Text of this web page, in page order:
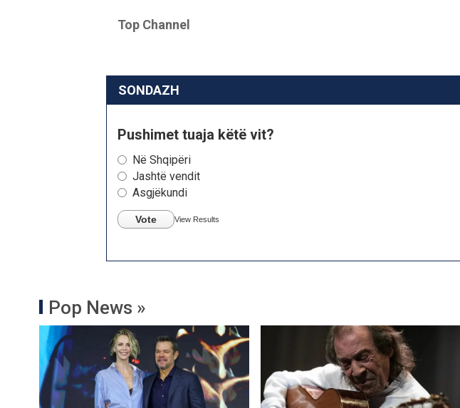
Top Channel
SONDAZH
Pushimet tuaja këtë vit?
Në Shqipëri
Jashtë vendit
Asgjëkundi
Vote View Results
Pop News »